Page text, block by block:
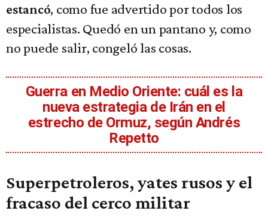
estancó, como fue advertido por todos los
especialistas. Quedó en un pantano y, como
no puede salir, congeló las cosas.
Guerra en Medio Oriente: cuál es la
nueva estrategia de Irán en el
estrecho de Ormuz, según Andrés
Repetto
Superpetroleros, yates rusos y el
fracaso del cerco militar